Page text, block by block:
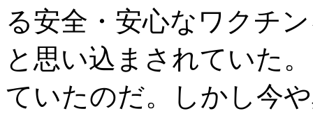
る安全・安心なワクチ
と思い込まされていた
ていたのだ。しかし今